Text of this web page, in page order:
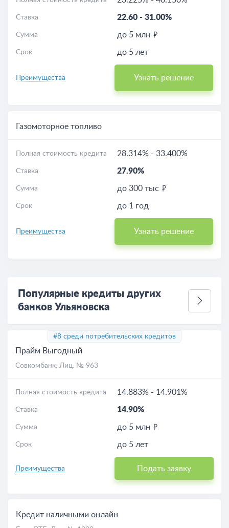
Ставка 22.60 - 31.00%
Сумма до 5 млн
Срок до 5 лет
Преимущества Узнать решение
Газомоторное топливо
Полная стоимость кредита 28.314% - 33.400%
Ставка 27.90%
Сумма до 300 тыс
Срок до 1 год
Преимущества Узнать решение
Популярные кредиты других
банков Ульяновска
#8 среди потребительских кредитов
Прайм Выгодный
Совкомбанк, Лиц. № 963
Полная стоимость кредита 14.883% - 14.901%
Ставка 14.90%
Сумма до 5 млн
Срок до 5 лет
Преимущества Подать заявку
Кредит наличными онлайн